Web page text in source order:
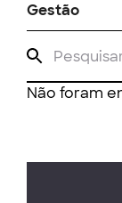
Gestão
Não foram